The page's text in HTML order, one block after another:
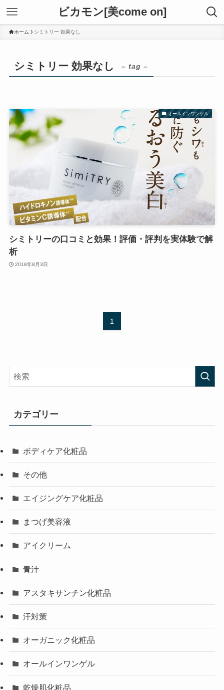
ビカモン[美come on]
ホーム シミトリー 効果なし
シミトリー 効果なし – tag –
オールインワンゲル
シミトリーの口コミと効果！評価・評判を実体験で解
析
2018年8月3日
1
カテゴリー
ボディケア化粧品
その他
エイジングケア化粧品
まつげ美容液
アイクリーム
青汁
アスタキサンチン化粧品
汗対策
オーガニック化粧品
オールインワンゲル
乾燥肌化粧品